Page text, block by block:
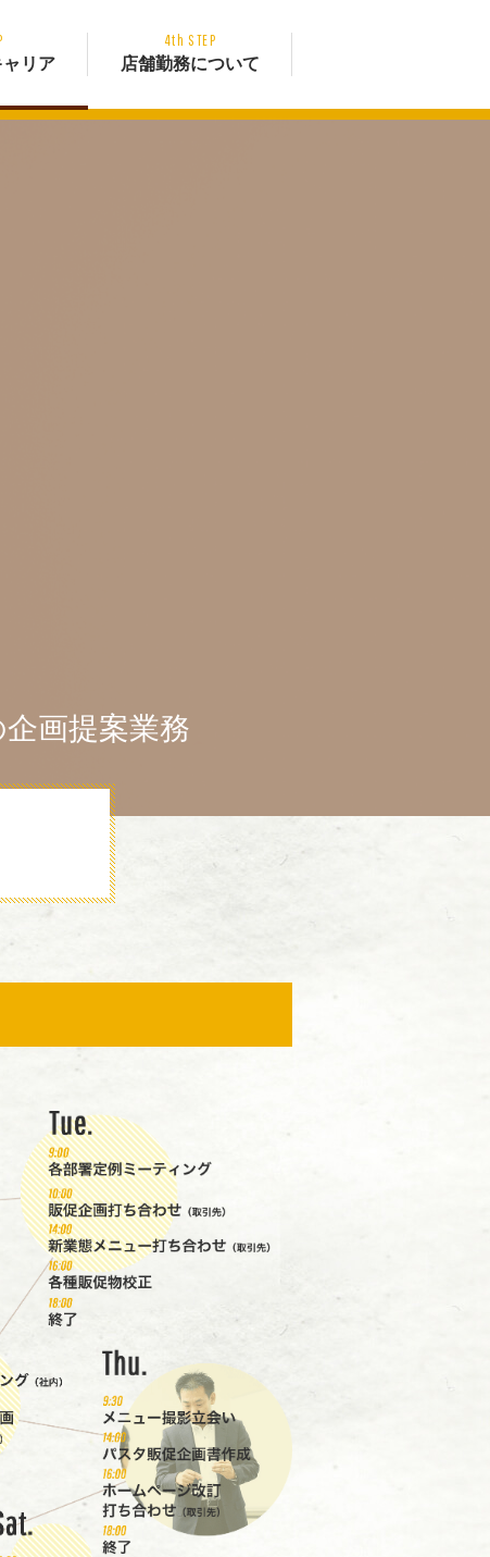
リア
4th STEP
店舗勤務について
画提案業務